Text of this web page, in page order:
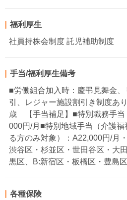
福利厚生
社員持株会制度 託児補助制度
手当/福利厚生備考
■労働組合加入時：慶弔見舞金
引、レジャー施設割引き制度あ
歳 【手当補足】■特別職務手当
000円/月■特別地域手当（介護
る方のみ対象）：A22,000円/月
渋谷区・杉並区・世田谷区・大
黒区、B:新宿区・板橋区・豊島
各種保険